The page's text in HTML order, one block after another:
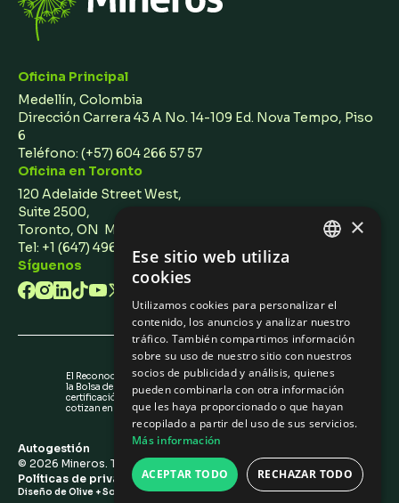
Oficina Principal
Medellín, Colombia
Dirección Carrera 43 A No. 14-109 Ed. Nova Tempo, Piso
6
Teléfono: (+57) 604 266 57 57
Oficina en Toronto
120 Adelaide Street West,
Suite 2500,
Toronto, ON M5H 1T1 Canada
Tel: +1 (647) 496 3011
Síguenos
El Reconocimiento de Emisores (IR) otorgado por
la Bolsa de Valores de Colombia no es una
certificación sobre la calidad de los valores que
cotizan en la BVC ni sobre la solvencia del emisor.
Autogestión
© 2026 Mineros. Todos los derechos reservados.
Configuración de Cookies
/
Políticas de privacidad
Diseño de Olive + Soy
×
Ese sitio web utiliza
cookies
Utilizamos cookies para personalizar el
contenido, los anuncios y analizar nuestro
tráfico. También compartimos información
sobre su uso de nuestro sitio con nuestros
socios de publicidad y análisis, quienes
pueden combinarla con otra información
que les haya proporcionado o que hayan
recopilado a partir del uso de sus servicios.
Más información
ACEPTAR TODO RECHAZAR TODO